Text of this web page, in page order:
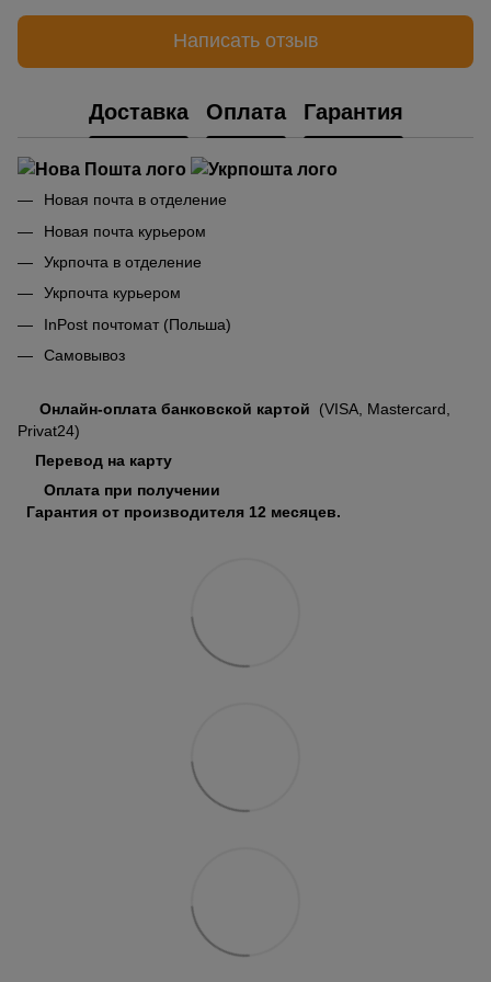
Написать отзыв
Доставка Оплата Гарантия
Новая почта в отделение
Новая почта курьером
Укрпочта в отделение
Укрпочта курьером
InPost почтомат (Польша)
Самовывоз
Онлайн-оплата банковской картой
(VISA, Mastercard,
Privat24)
Перевод на карту
Оплата при получении
Гарантия от производителя 12 месяцев.